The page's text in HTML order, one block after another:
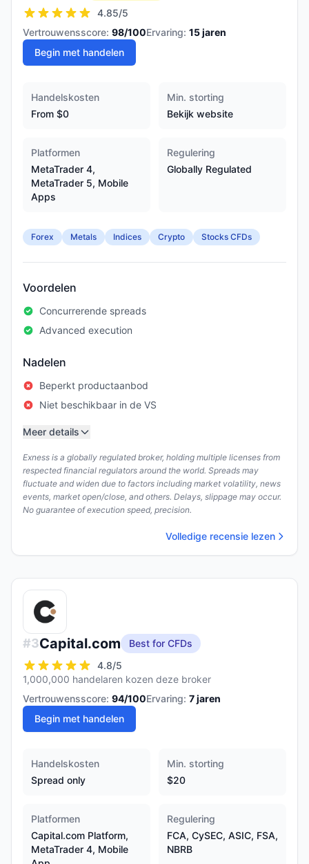
4.85/5
Vertrouwensscore: 98/100Ervaring: 15jaren
Begin met handelen
Handelskosten
From $0
Min. storting
Bekijk website
Platformen
MetaTrader 4,
MetaTrader 5, Mobile
Apps
Regulering
Globally Regulated
Forex Metals Indices Crypto Stocks CFDs
Voordelen
Concurrerende spreads
Advanced execution
Nadelen
Beperkt productaanbod
Niet beschikbaar in de VS
Meer details
Exness is a globally regulated broker, holding multiple licenses from
respected financial regulators around the world. Spreads may
fluctuate and widen due to factors including market volatility, news
events, market open/close, and others. Delays, slippage may occur.
No guarantee of execution speed, precision.
Volledige recensie lezen
#3Capital.com
Best for CFDs
4.8/5
1,000,000 handelaren kozen deze broker
Vertrouwensscore: 94/100Ervaring: 7jaren
Begin met handelen
Handelskosten
Spread only
Min. storting
$20
Platformen
Capital.com Platform,
MetaTrader 4, Mobile
Regulering
FCA, CySEC, ASIC, FSA,
NBRB